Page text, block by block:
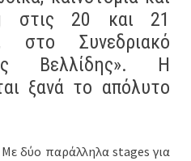
στις 20 και 21
στο Συνεδριακό
Βελλίδης». Η
ξανά το απόλυτο
Με δύο παράλληλα stages για